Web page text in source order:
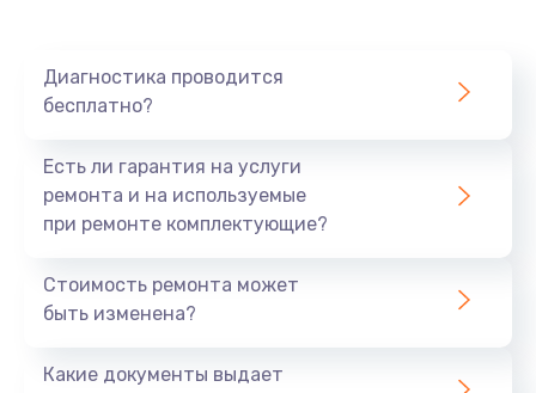
Диагностика проводится
бесплатно?
Есть ли гарантия на услуги
ремонта и на используемые
при ремонте комплектующие?
Стоимость ремонта может
быть изменена?
Какие документы выдает